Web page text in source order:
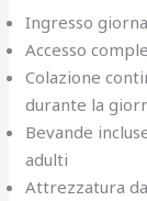
Ingresso
Accesso
Colazione
durante la
Bevande
adulti
Attrezzatura